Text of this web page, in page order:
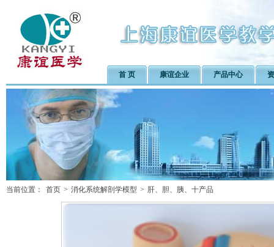
首 页 康谊企业 产品中心
当前位置： 首页 > 消化系统解剖学模型 > 肝、胆、胰、十产品